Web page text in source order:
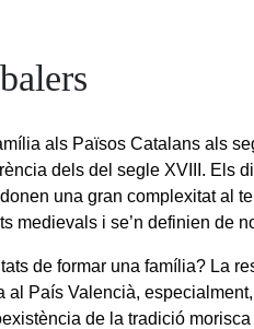
als Països Catalans als
dels del segle XVIII. Els
una gran complexitat al
medievals i se’n definien de
de formar una família? La
al País Valencià,
de la tradició